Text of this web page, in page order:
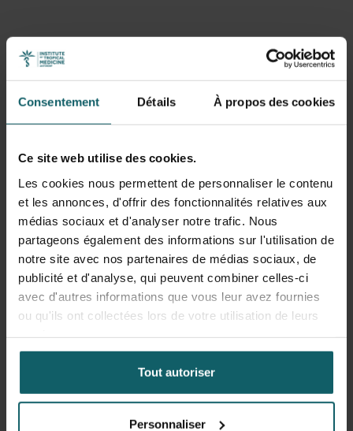
Consentement Détails À propos des cookies
Ce site web utilise des cookies.
Les cookies nous permettent de personnaliser le contenu
et les annonces, d'offrir des fonctionnalités relatives aux
médias sociaux et d'analyser notre trafic. Nous
partageons également des informations sur l'utilisation de
notre site avec nos partenaires de médias sociaux, de
publicité et d'analyse, qui peuvent combiner celles-ci
avec d'autres informations que vous leur avez fournies
ou qu'ils ont collectées lors de votre utilisation de leurs
Tout autoriser
Personnaliser
Coordination du projet
Centre national hospitalier universitaire de pneumo-
phtisiologie de Cotonou (Bénin)